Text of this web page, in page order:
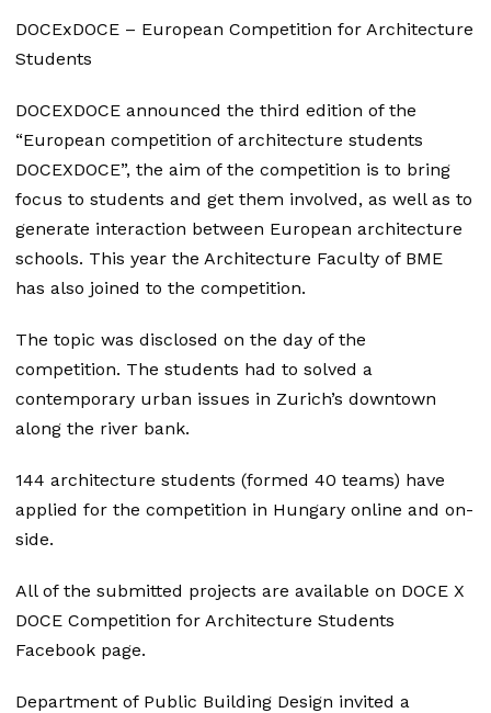
DOCExDOCE – European Competition for Architecture
Students
DOCEXDOCE announced the third edition of the
“European competition of architecture students
DOCEXDOCE”, the aim of the competition is to bring
focus to students and get them involved, as well as to
generate interaction between European architecture
schools. This year the Architecture Faculty of BME
has also joined to the competition.
The topic was disclosed on the day of the
competition. The students had to solved a
contemporary urban issues in Zurich’s downtown
along the river bank.
144 architecture students (formed 40 teams) have
applied for the competition in Hungary online and on-
side.
All of the submitted projects are available on DOCE X
DOCE Competition for Architecture Students
Facebook page.
Department of Public Building Design invited a